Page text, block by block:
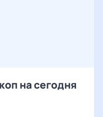
на сегодня